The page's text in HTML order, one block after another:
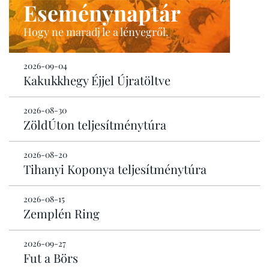
Eseménynaptár
Hogy ne maradj le a lényegről.
2026-09-04
Kakukkhegy Éjjel Újratöltve
2026-08-30
ZöldÚton teljesítménytúra
2026-08-20
Tihanyi Koponya teljesítménytúra
2026-08-15
Zemplén Ring
2026-09-27
Fut a Börs